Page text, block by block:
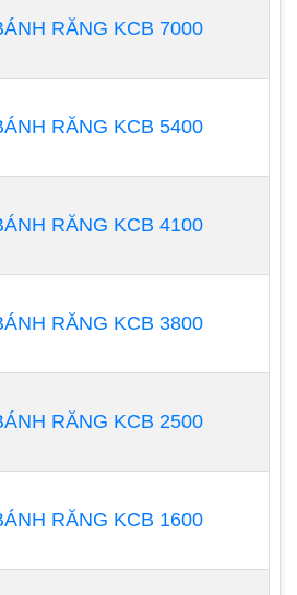
1 Inch Nhôm Teflon
Nhôm Teflon là thương hiệu
thường được ứng dụng trong
và vận chuyển sơn như
và bơm sơn dầu.
RĂNG KCB 7000
RĂNG KCB 5400
RĂNG KCB 4100
RĂNG KCB 3800
RĂNG KCB 2500
RĂNG KCB 1600